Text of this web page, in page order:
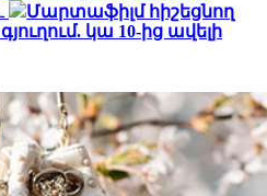
Մարտաֆիլմ հիշեցնող
կա 10-ից ավելի